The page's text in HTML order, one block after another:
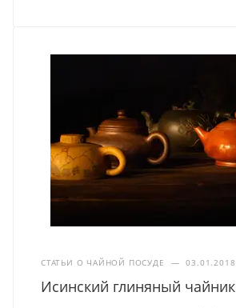
СТАТЬИ О ЧАЙНОЙ ПОСУДЕ — 03.01.2018
Исинский глиняный чайник